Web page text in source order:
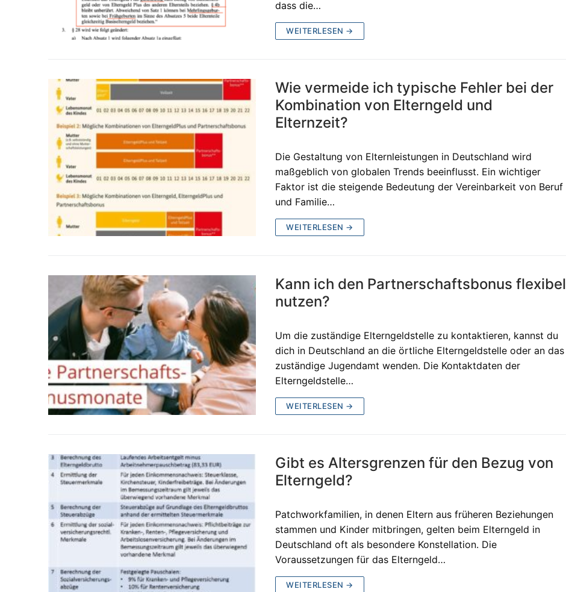
dass die…
WEITERLESEN →
Wie vermeide ich typische Fehler bei der
Kombination von Elterngeld und
Elternzeit?
Die Gestaltung von Elternleistungen in Deutschland wird
maßgeblich von globalen Trends beeinflusst. Ein wichtiger
Faktor ist die steigende Bedeutung der Vereinbarkeit von Beruf
und Familie…
WEITERLESEN →
Kann ich den Partnerschaftsbonus flexibel
nutzen?
Um die zuständige Elterngeldstelle zu kontaktieren, kannst du
dich in Deutschland an die örtliche Elterngeldstelle oder an das
zuständige Jugendamt wenden. Die Kontaktdaten der
Elterngeldstelle…
WEITERLESEN →
Gibt es Altersgrenzen für den Bezug von
Elterngeld?
Patchworkfamilien, in denen Eltern aus früheren Beziehungen
stammen und Kinder mitbringen, gelten beim Elterngeld in
Deutschland oft als besondere Konstellation. Die
Voraussetzungen für das Elterngeld…
WEITERLESEN →